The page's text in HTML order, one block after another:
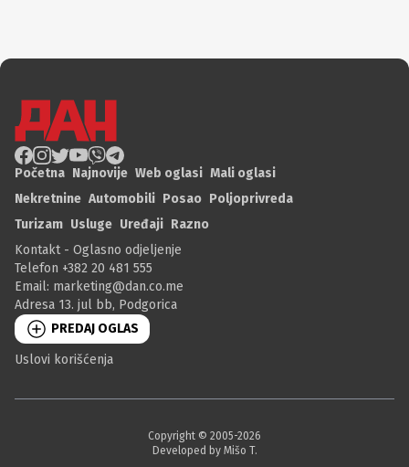
Početna Najnovije Web oglasi Mali oglasi
Nekretnine Automobili Posao Poljoprivreda
Turizam Usluge Uređaji Razno
Kontakt - Oglasno odjeljenje
Telefon +382 20 481 555
Email: marketing@dan.co.me
Adresa 13. jul bb, Podgorica
PREDAJ OGLAS
Uslovi korišćenja
Copyright © 2005-2026
Developed by Mišo T.